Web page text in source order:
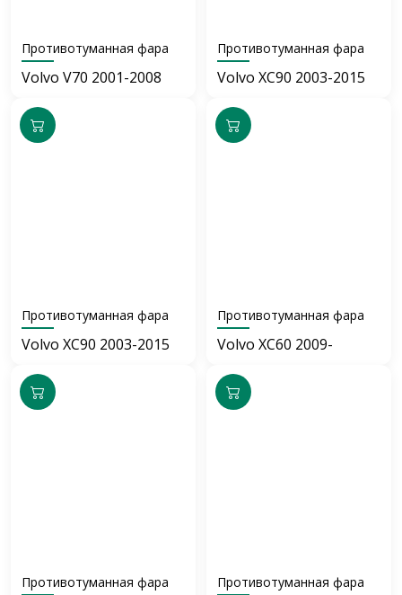
Противотуманная фара
Volvo V70 2001-2008
Противотуманная фара
Volvo XC90 2003-2015
Противотуманная фара
Volvo XC90 2003-2015
Противотуманная фара
Volvo XC60 2009-
Противотуманная фара Противотуманная фара